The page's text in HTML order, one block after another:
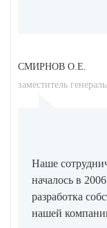
СМИРНОВ О.Е.
заместитель
Наше
началось в
разработка
нашей